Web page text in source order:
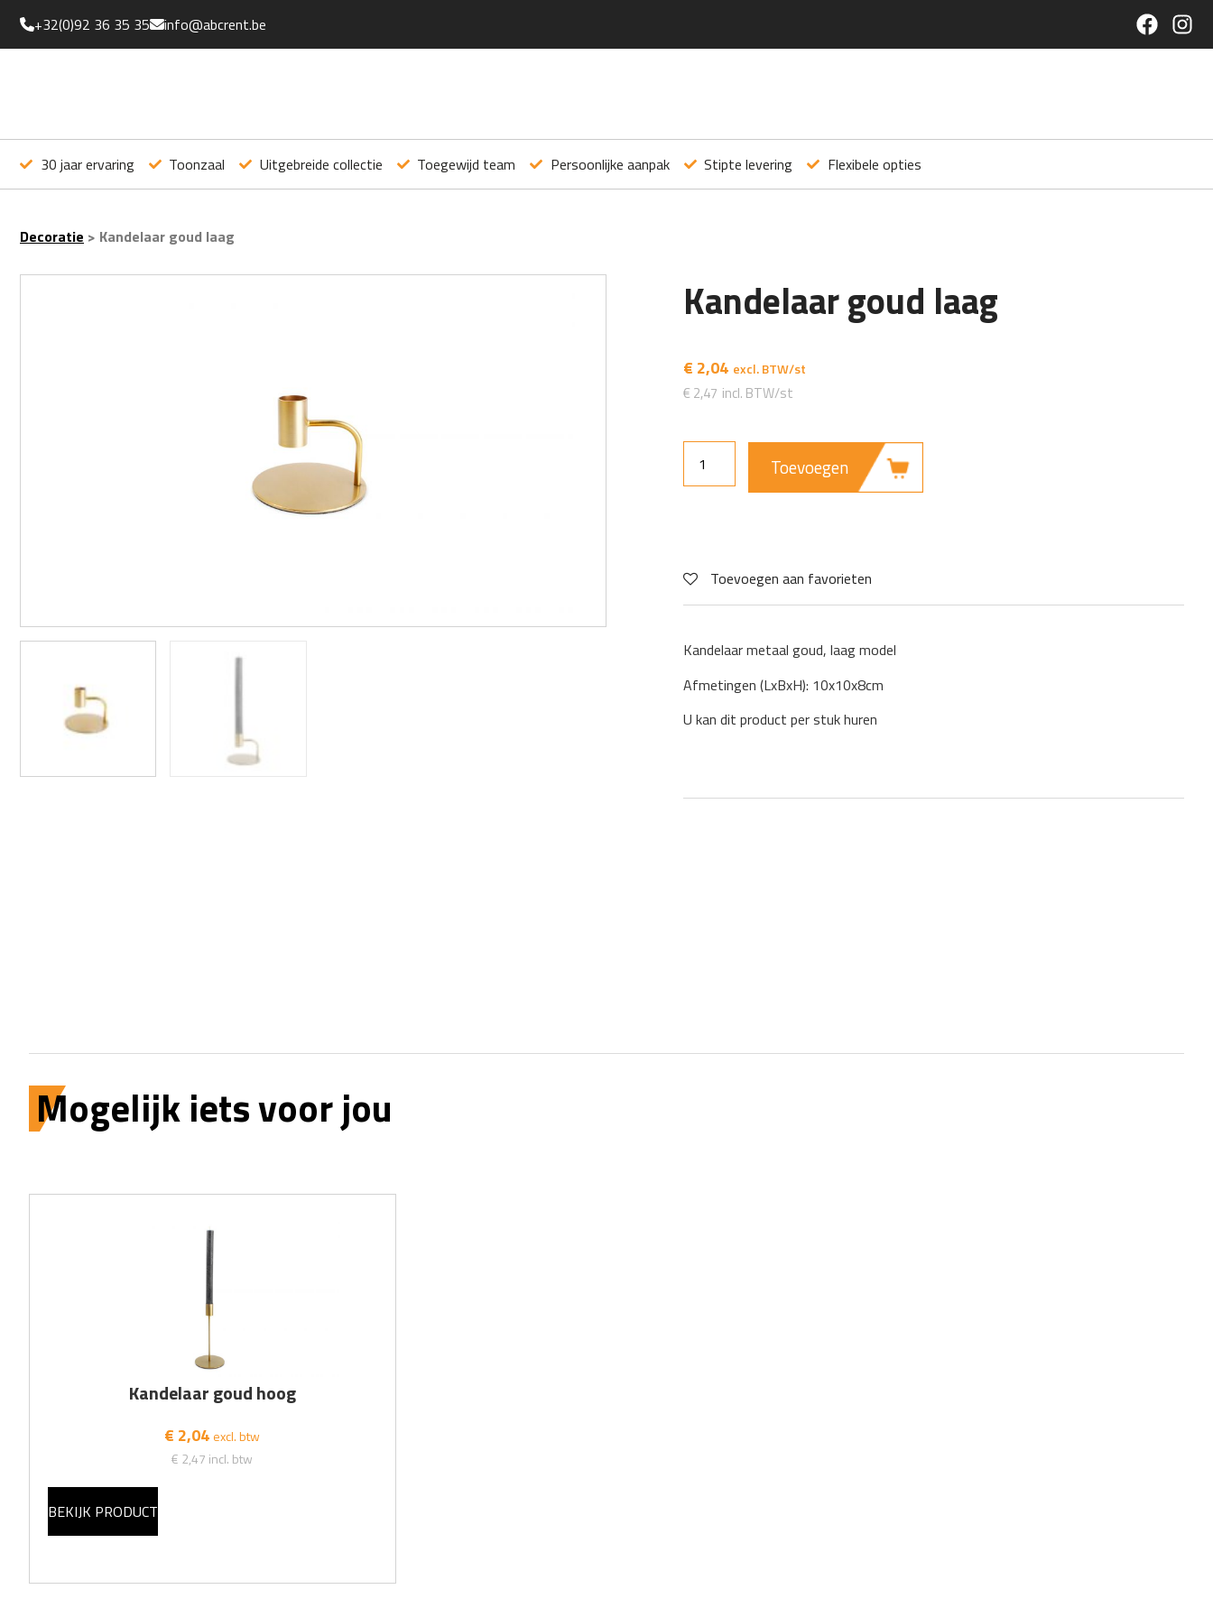
+32(0)92 36 35 35 info@abcrent.be
30 jaar ervaring Toonzaal Uitgebreide collectie Toegewijd team Persoonlijke aanpak Stipte levering Flexibele opties
Decoratie > Kandelaar goud laag
Kandelaar goud laag
€ 2,04
€ 2,47
Toevoegen
Toevoegen aan favorieten
Kandelaar metaal goud, laag model
Afmetingen (LxBxH): 10x10x8cm
U kan dit product per stuk huren
Mogelijk iets voor jou
Kandelaar goud hoog
€ 2,04 excl. btw
€ 2,47 incl. btw
BEKIJK PRODUCT